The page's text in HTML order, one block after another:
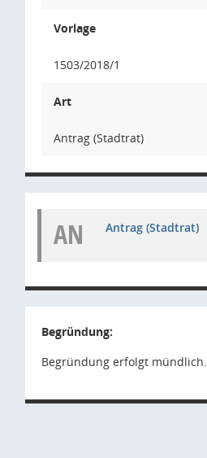
Vorlage
1503/2018/1
Art
Antrag (Stadtrat)
AN Antrag (Stadtrat)
Begründung:
Begründung erfolgt mündlich.